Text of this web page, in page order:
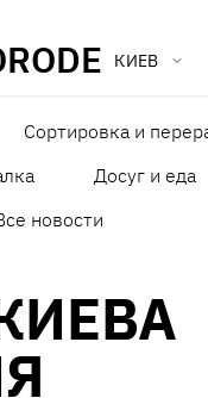
КИЕВ
Сортировка и
Досуг и еда
новости